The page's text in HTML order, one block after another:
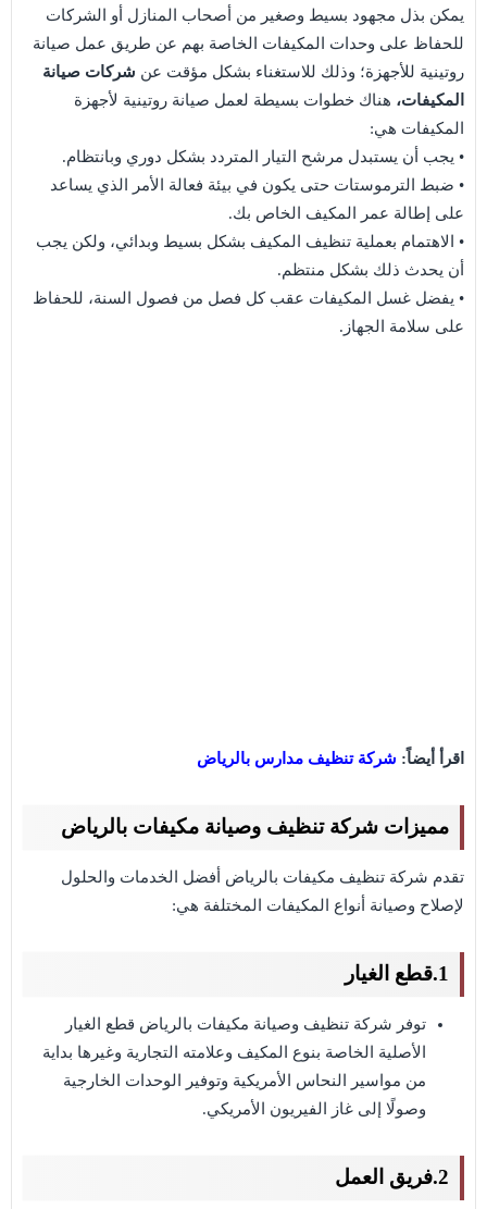
يمكن بذل مجهود بسيط وصغير من أصحاب المنازل أو الشركات
للحفاظ على وحدات المكيفات الخاصة بهم عن طريق عمل صيانة
روتينية للأجهزة؛ وذلك للاستغناء بشكل مؤقت عن شركات صيانة
المكيفات، هناك خطوات بسيطة لعمل صيانة روتينية لأجهزة
المكيفات هي:
• يجب أن يستبدل مرشح التيار المتردد بشكل دوري وبانتظام.
• ضبط الترموستات حتى يكون في بيئة فعالة الأمر الذي يساعد
على إطالة عمر المكيف الخاص بك.
• الاهتمام بعملية تنظيف المكيف بشكل بسيط وبدائي، ولكن يجب
أن يحدث ذلك بشكل منتظم.
• يفضل غسل المكيفات عقب كل فصل من فصول السنة، للحفاظ
على سلامة الجهاز.
اقرأ أيضاً: شركة تنظيف مدارس بالرياض
مميزات شركة تنظيف وصيانة مكيفات بالرياض
تقدم شركة تنظيف مكيفات بالرياض أفضل الخدمات والحلول
لإصلاح وصيانة أنواع المكيفات المختلفة هي:
1.قطع الغيار
توفر شركة تنظيف وصيانة مكيفات بالرياض قطع الغيار
الأصلية الخاصة بنوع المكيف وعلامته التجارية وغيرها بداية
من مواسير النحاس الأمريكية وتوفير الوحدات الخارجية
وصولًا إلى غاز الفيريون الأمريكي.
2.فريق العمل